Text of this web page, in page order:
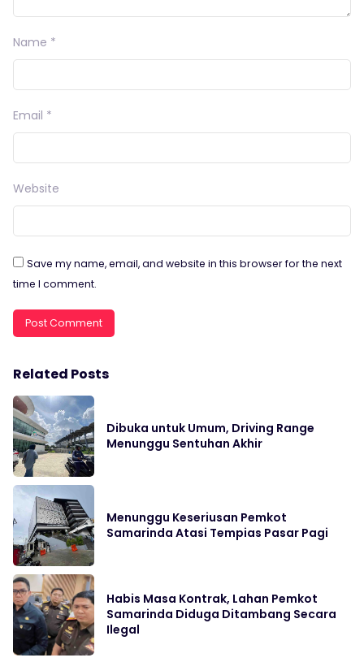
Name *
Email *
Website
Save my name, email, and website in this browser for the next
time I comment.
Related Posts
Dibuka untuk Umum, Driving Range
Menunggu Sentuhan Akhir
Menunggu Keseriusan Pemkot
Samarinda Atasi Tempias Pasar Pagi
Habis Masa Kontrak, Lahan Pemkot
Samarinda Diduga Ditambang Secara
Ilegal